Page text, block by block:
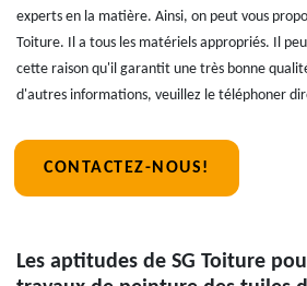
experts en la matière. Ainsi, on peut vous
Toiture. Il a tous les matériels appropriés. Il
cette raison qu'il garantit une très bonne
d'autres informations, veuillez le téléphoner
CONTACTEZ-NOUS!
Les aptitudes de SG Toiture